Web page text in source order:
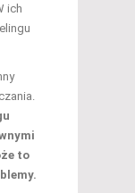
ich
to